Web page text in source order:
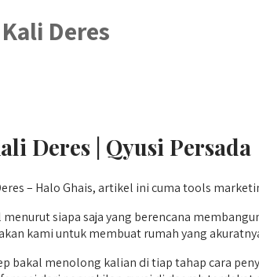
Deres
Deres | Qyusi Persada
– Halo Ghais, artikel ini cuma tools
siapa saja yang berencana
kami untuk membuat rumah yang
bakal menolong kalian di tiap tahap cara